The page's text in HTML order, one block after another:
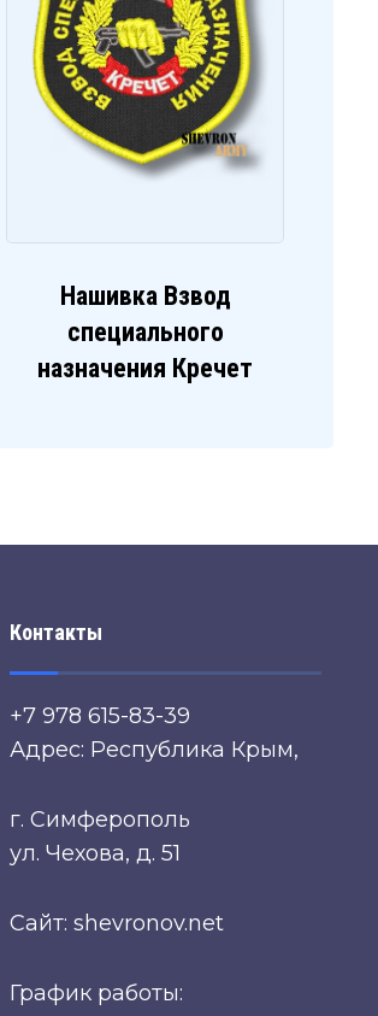
Нашивка Взвод
специального
назначения Кречет
Контакты
+7 978 615-83-39
Адрес: Республика Крым,
г. Симферополь
ул. Чехова, д. 51
Сайт: shevronov.net
График работы: